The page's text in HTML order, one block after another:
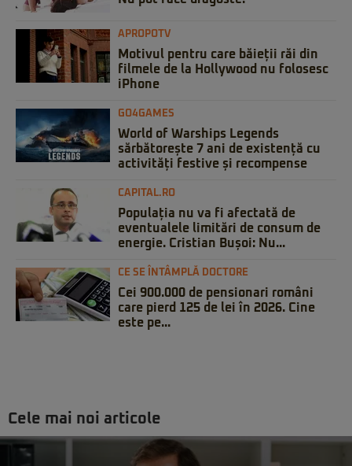
APROPOTV
Motivul pentru care băieții răi din
filmele de la Hollywood nu folosesc
iPhone
GO4GAMES
World of Warships Legends
sărbătorește 7 ani de existență cu
activități festive și recompense
CAPITAL.RO
Populația nu va fi afectată de
eventualele limitări de consum de
energie. Cristian Bușoi: Nu...
CE SE ÎNTÂMPLĂ DOCTORE
Cei 900.000 de pensionari români
care pierd 125 de lei în 2026. Cine
este pe...
Cele mai noi articole